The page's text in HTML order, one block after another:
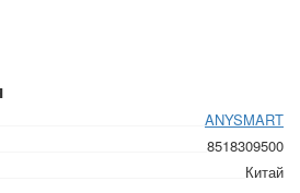
ANYSMART
8518309500
Китай